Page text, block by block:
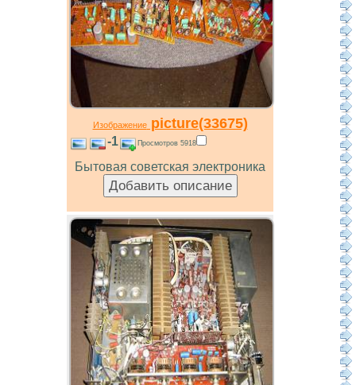
Изображениеpicture(33675)
-1 Просмотров 5918
Бытовая советская электроника